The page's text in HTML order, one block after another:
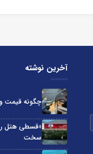
آخرین نوشته
چگونه قیمت
«قسطی هتل
سخت